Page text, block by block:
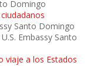
Domingo
Santo Domingo
U.S. Embassy Santo
viaje a los Estados